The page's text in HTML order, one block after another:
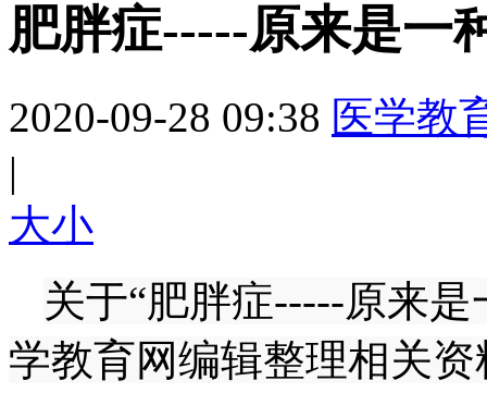
肥胖症-----原来是一
2020-09-28 09:38 医学教
|
大小
关于“肥胖症-----原来
学教育网编辑整理相关